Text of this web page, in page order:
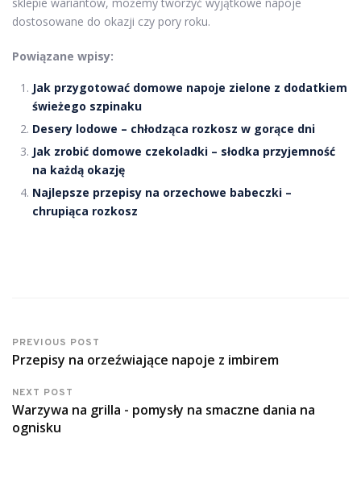
dostosowane do okazji czy pory roku.
Powiązane wpisy:
Jak przygotować domowe napoje zielone z dodatkiem
świeżego szpinaku
Desery lodowe – chłodząca rozkosz w gorące dni
Jak zrobić domowe czekoladki – słodka przyjemność
na każdą okazję
Najlepsze przepisy na orzechowe babeczki –
chrupiąca rozkosz
PREVIOUS POST
Przepisy na orzeźwiające napoje z imbirem
NEXT POST
Warzywa na grilla - pomysły na smaczne dania na
ognisku